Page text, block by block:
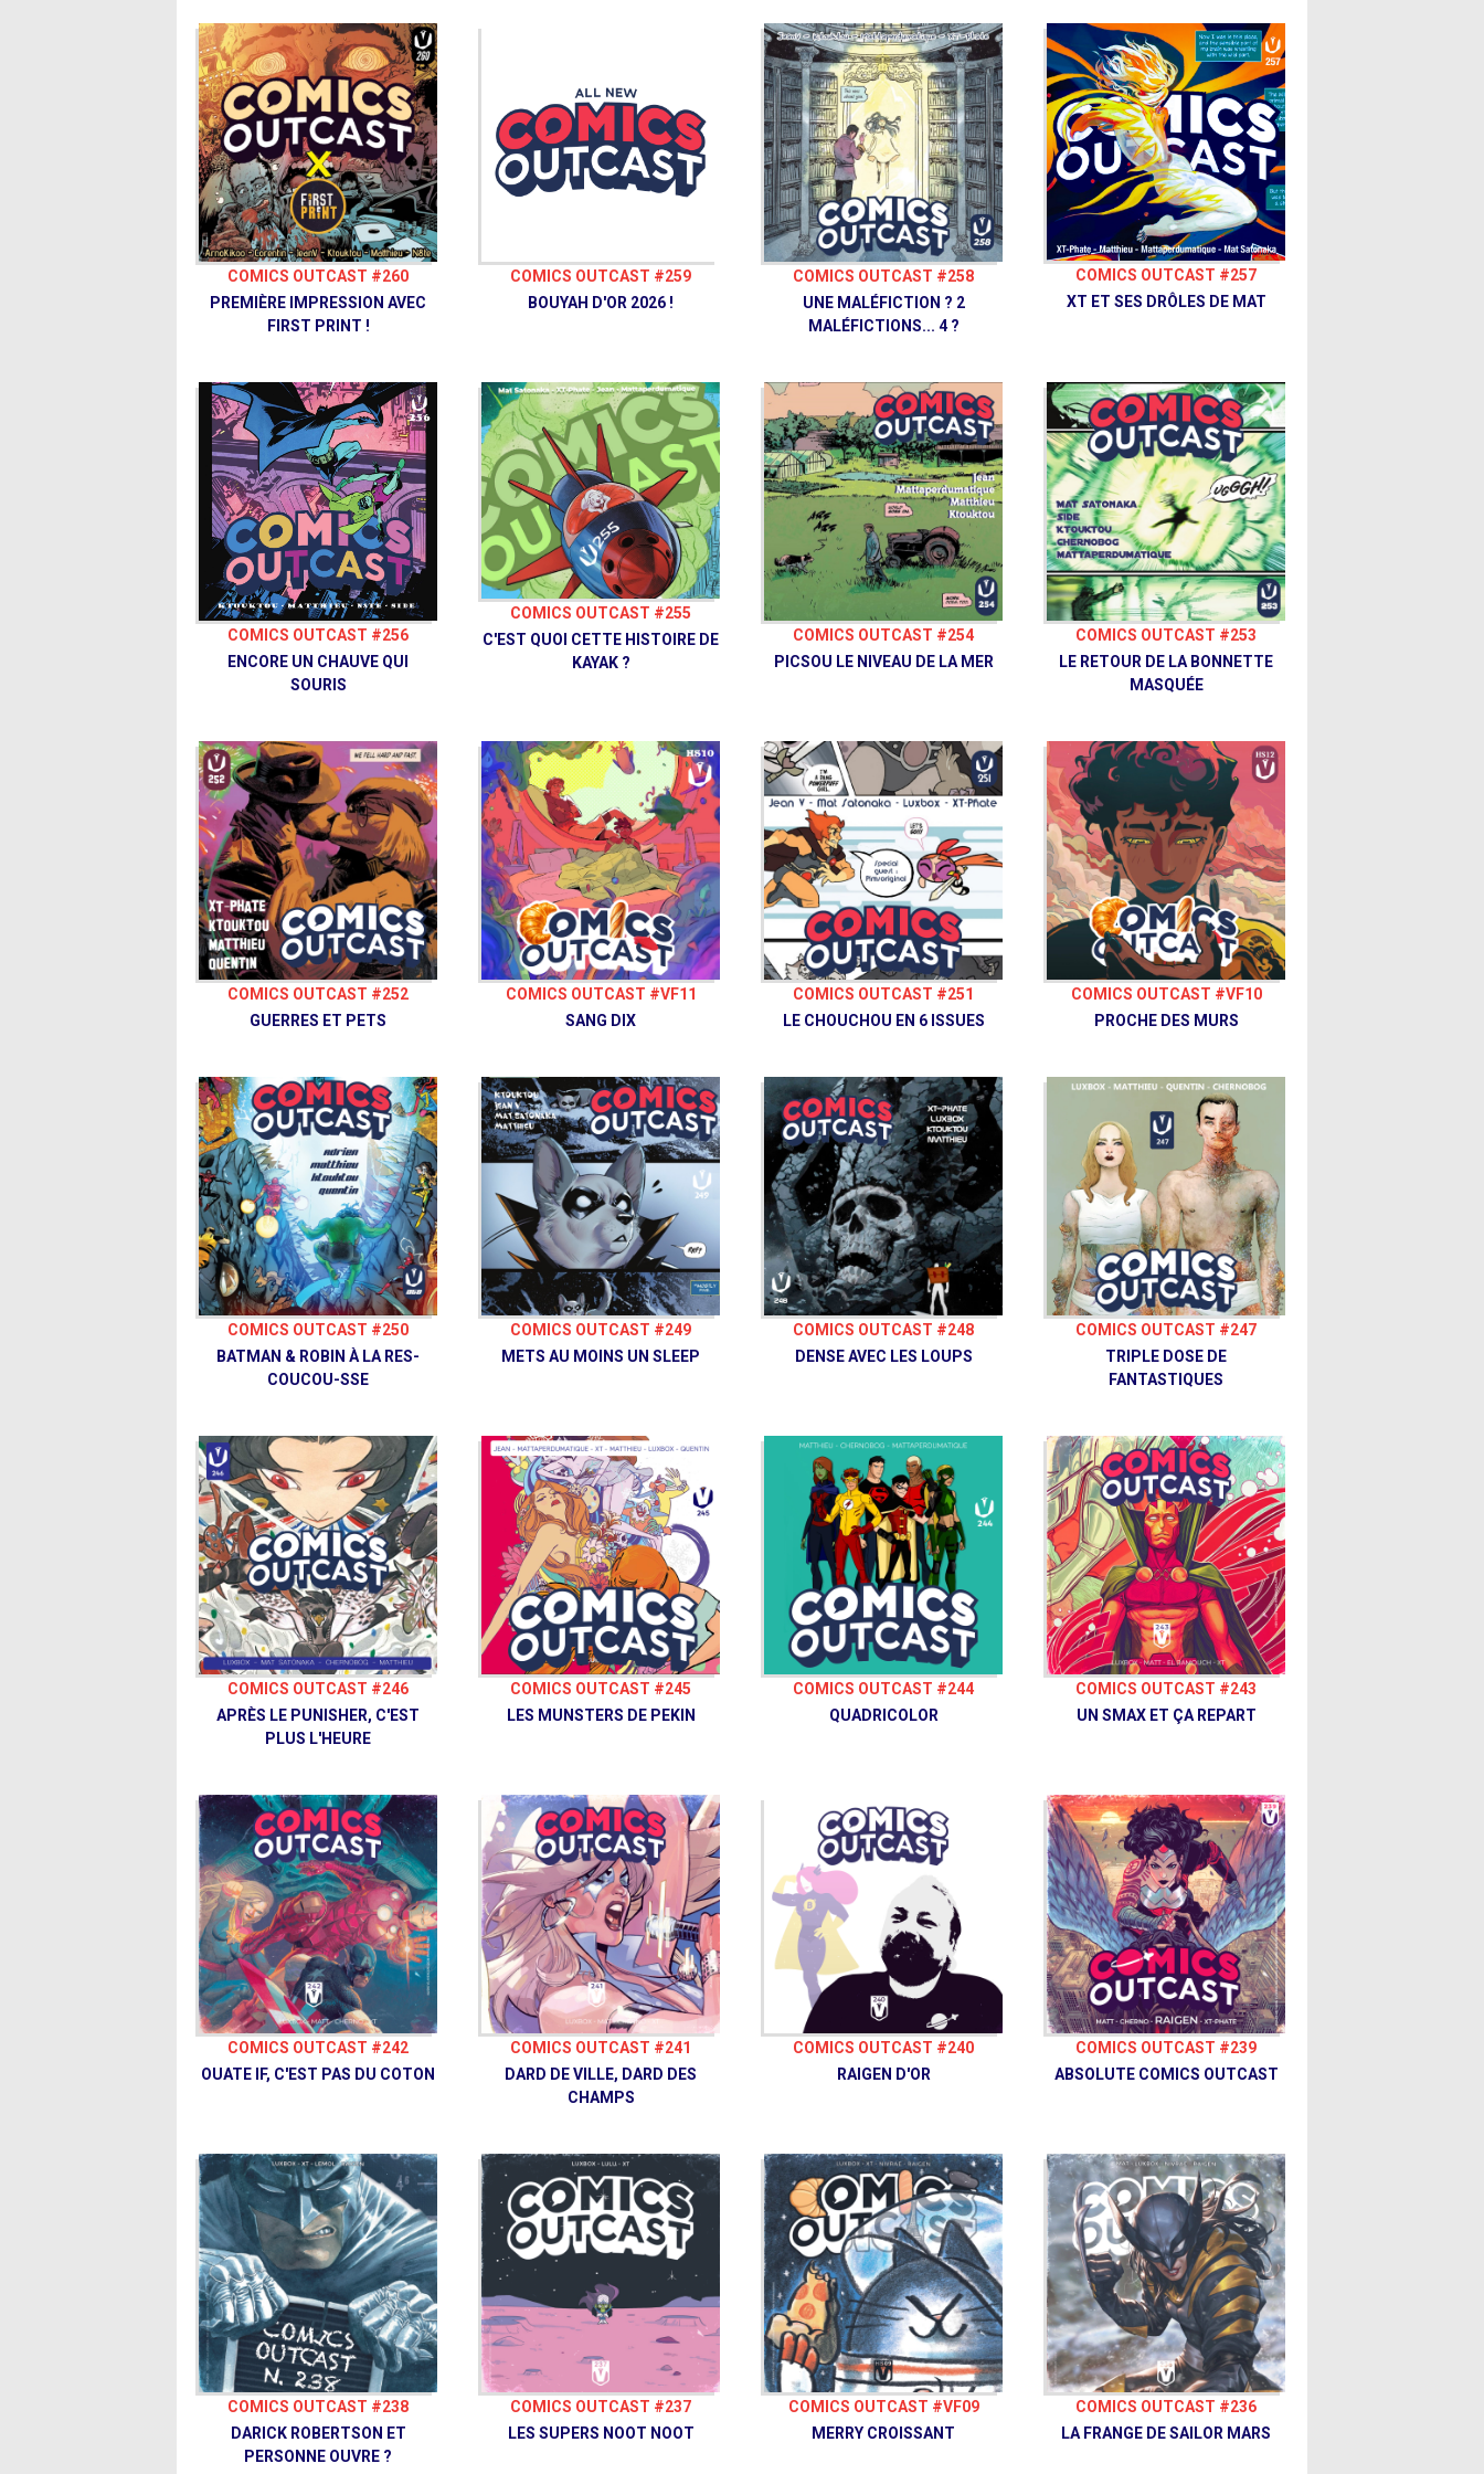
COMICS OUTCAST #260
PREMIÈRE IMPRESSION AVEC
FIRST PRINT !
COMICS OUTCAST #259
BOUYAH D'OR 2026 !
COMICS OUTCAST #258
UNE MALÉFICTION ? 2
MALÉFICTIONS... 4 ?
COMICS OUTCAST #257
XT ET SES DRÔLES DE MAT
COMICS OUTCAST #256
ENCORE UN CHAUVE QUI
SOURIS
COMICS OUTCAST #255
C'EST QUOI CETTE HISTOIRE DE
KAYAK ?
COMICS OUTCAST #254
PICSOU LE NIVEAU DE LA MER
COMICS OUTCAST #253
LE RETOUR DE LA BONNETTE
MASQUÉE
COMICS OUTCAST #252
GUERRES ET PETS
COMICS OUTCAST #VF11
SANG DIX
COMICS OUTCAST #251
LE CHOUCHOU EN 6 ISSUES
COMICS OUTCAST #VF10
PROCHE DES MURS
COMICS OUTCAST #250
BATMAN & ROBIN À LA RES-
COUCOU-SSE
COMICS OUTCAST #249
METS AU MOINS UN SLEEP
COMICS OUTCAST #248
DENSE AVEC LES LOUPS
COMICS OUTCAST #247
TRIPLE DOSE DE
FANTASTIQUES
COMICS OUTCAST #246
APRÈS LE PUNISHER, C'EST
PLUS L'HEURE
COMICS OUTCAST #245
LES MUNSTERS DE PEKIN
COMICS OUTCAST #244
QUADRICOLOR
COMICS OUTCAST #243
UN SMAX ET ÇA REPART
COMICS OUTCAST #242
OUATE IF, C'EST PAS DU COTON
COMICS OUTCAST #241
DARD DE VILLE, DARD DES
CHAMPS
COMICS OUTCAST #240
RAIGEN D'OR
COMICS OUTCAST #239
ABSOLUTE COMICS OUTCAST
COMICS OUTCAST #238
DARICK ROBERTSON ET
PERSONNE OUVRE ?
COMICS OUTCAST #237
LES SUPERS NOOT NOOT
COMICS OUTCAST #VF09
MERRY CROISSANT
COMICS OUTCAST #236
LA FRANGE DE SAILOR MARS